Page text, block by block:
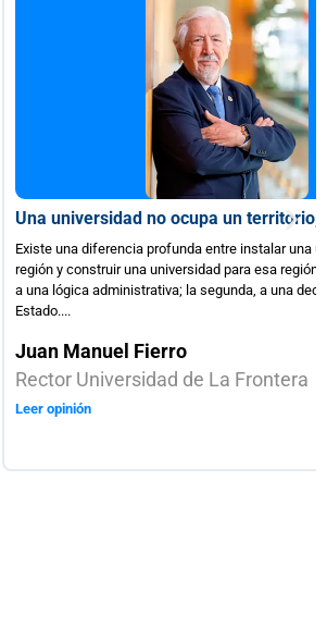
ocupa un territorio, lo construye
entre instalar una universidad en una
para esa región. La primera responde
la segunda, a una decisión estratégica de
de La Frontera